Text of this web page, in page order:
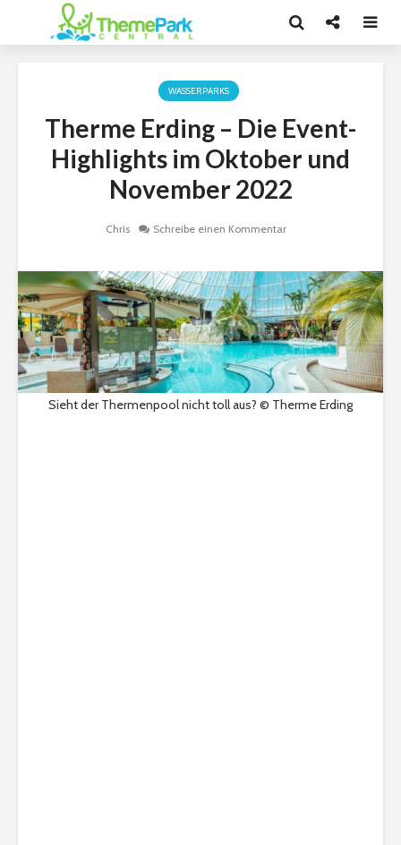
WASSERPARKS
Therme Erding – Die Event-
Highlights im Oktober und
November 2022
Chris Schreibe einen Kommentar
Sieht der Thermenpool nicht toll aus? © Therme Erding